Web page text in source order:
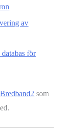
av
för
Bredband2 som